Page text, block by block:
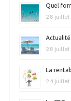
Quel
28
28
La
24